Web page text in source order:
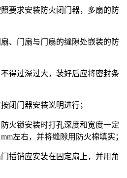
求安装防火闭门器，多扇的防
门扇与门扇的缝隙处嵌装的防
过深过大，装好后应将密封条
门器安装说明进行；
锁安装时打孔深度和宽度一定
左右，并将缝隙用防火棉填实；
销应安装在固定扇上，并用角